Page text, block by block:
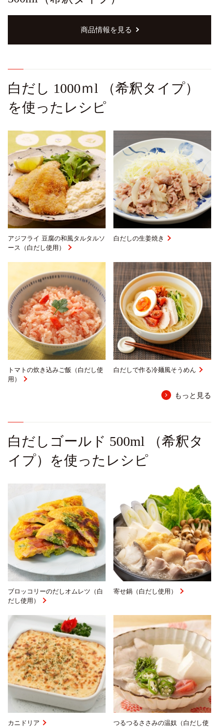
商品情報を見る
白だし 1000ｍl （希釈タイプ）
を使ったレシピ
アジフライ 豆腐の和風タルタルソ
ース（白だし使用）
白だしの生姜焼き
トマトの炊き込みご飯（白だし使
用）
白だしで作る冷麺風そうめん
もっと見る
白だしゴールド 500ml （希釈タ
イプ）を使ったレシピ
ブロッコリーのだしオムレツ（白
だし使用）
寄せ鍋（白だし使用）
カニドリア
つるつるささみの温奴（白だし使